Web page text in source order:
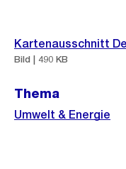
Weitere
Informationen
Kartenausschnitt
Bild | 490 KB
Thema
Umwelt & Energie